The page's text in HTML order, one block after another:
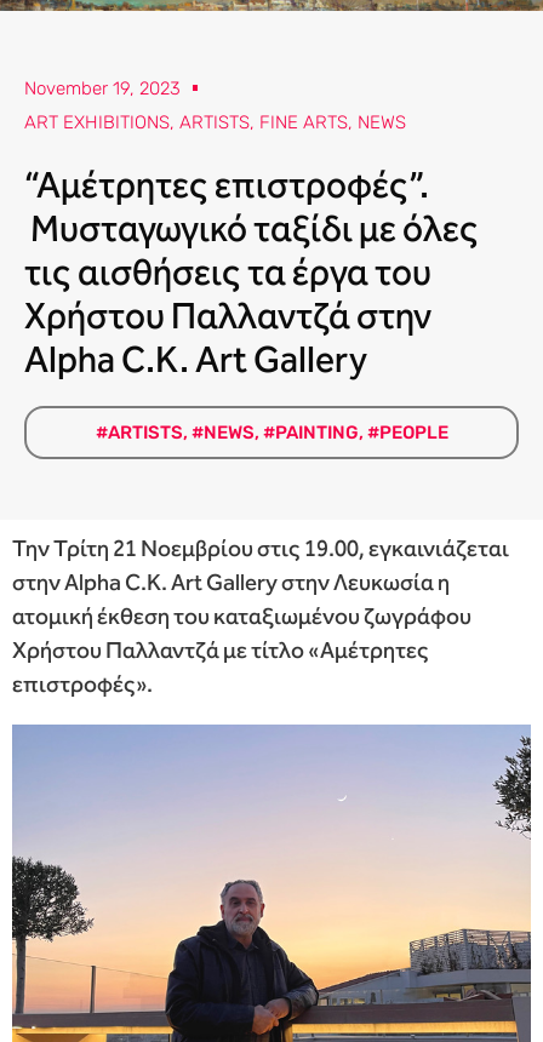
November 19, 2023
ART EXHIBITIONS, ARTISTS, FINE ARTS, NEWS
“Αμέτρητες επιστροφές”.
Μυσταγωγικό ταξίδι με όλες
τις αισθήσεις τα έργα του
Χρήστου Παλλαντζά στην
Alpha C.K. Art Gallery
#ARTISTS, #NEWS, #PAINTING, #PEOPLE
Την Τρίτη 21 Νοεμβρίου στις 19.00, εγκαινιάζεται
στην Alpha C.K. Art Gallery στην Λευκωσία η
ατομική έκθεση του καταξιωμένου ζωγράφου
Χρήστου Παλλαντζά με τίτλο «Αμέτρητες
επιστροφές».